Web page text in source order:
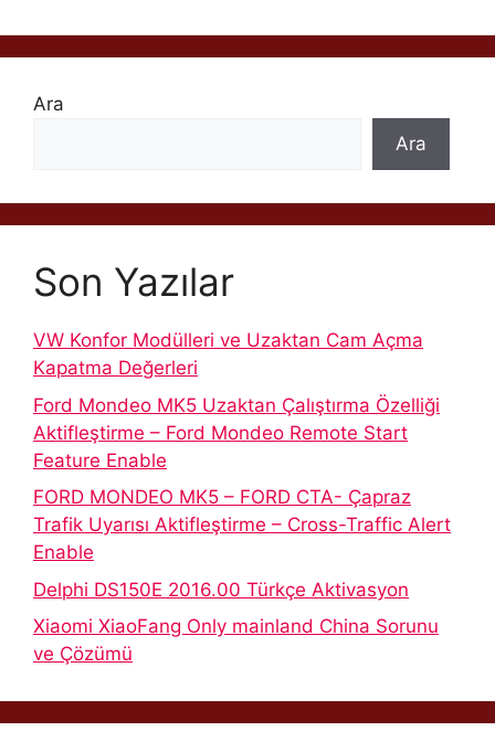
Ara
Ara
Son Yazılar
VW Konfor Modülleri ve Uzaktan Cam Açma
Kapatma Değerleri
Ford Mondeo MK5 Uzaktan Çalıştırma Özelliği
Aktifleştirme – Ford Mondeo Remote Start
Feature Enable
FORD MONDEO MK5 – FORD CTA- Çapraz
Trafik Uyarısı Aktifleştirme – Cross-Traffic Alert
Enable
Delphi DS150E 2016.00 Türkçe Aktivasyon
Xiaomi XiaoFang Only mainland China Sorunu
ve Çözümü